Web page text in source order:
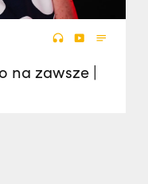
na zawsze |